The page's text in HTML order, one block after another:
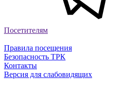
Посетителям
Правила посещения
Безопасность ТРК
Контакты
Версия для слабовидящих